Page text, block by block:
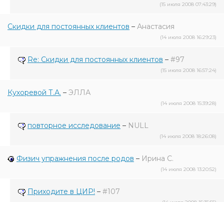
(15 июля 2008 07:43:29)
Скидки для постоянных клиентов – Анастасия
(14 июля 2008 16:29:23)
Re: Скидки для постоянных клиентов – #97
(15 июля 2008 16:57:24)
Кухоревой Т.А. – ЭЛЛА
(14 июля 2008 15:39:28)
повторное исследование – NULL
(14 июля 2008 18:26:08)
Физич упражнения после родов – Ирина С.
(14 июля 2008 13:20:52)
Приходите в ЦИР! – #107